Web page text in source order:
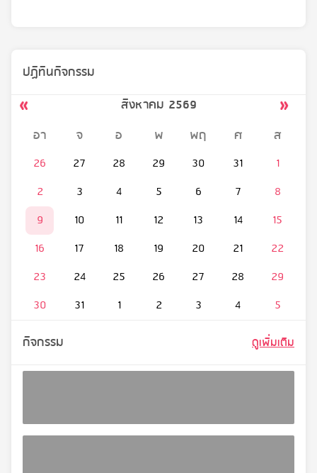
ปฏิทินกิจกรรม
สิงหาคม 2569
อา
จ อ พ พฤ ศ ส
26 27 28 29 30 31
1
2
3 4 5 6 7
8
9
10 11 12 13 14
15
16
17 18 19 20 21
22
23
24 25 26 27 28
29
30
31 1 2 3 4 5
กิจกรรม ดูเพิ่มเติม